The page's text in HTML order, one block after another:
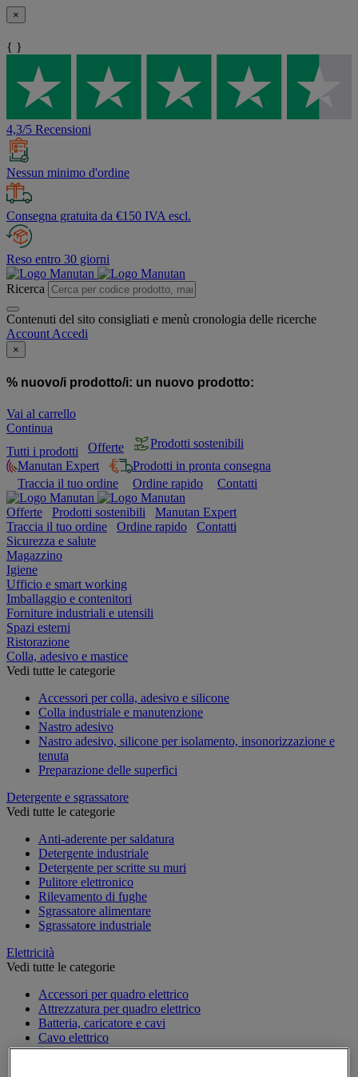
×
{ }
4,3/5 Recensioni
Nessun minimo d'ordine
Consegna gratuita da €150 IVA escl.
Reso entro 30 giorni
Ricerca
Contenuti del sito consigliati e menù cronologia delle ricerche
Account Accedi
×
% nuovo/i prodotto/i: un nuovo prodotto:
Vai al carrello
Continua
Tutti i prodotti
Offerte
Prodotti sostenibili
Manutan Expert
Prodotti in pronta consegna
Traccia il tuo ordine
Ordine rapido Contatti
Offerte Prodotti sostenibili
Manutan Expert
Traccia il tuo ordine
Ordine rapido
Contatti
Sicurezza e salute
Magazzino
Igiene
Ufficio e smart working
Imballaggio e contenitori
Forniture industriali e utensili
Spazi esterni
Ristorazione
Colla, adesivo e mastice
Vedi tutte le categorie
Accessori per colla, adesivo e silicone
Colla industriale e manutenzione
Nastro adesivo
Nastro adesivo, silicone per isolamento, insonorizzazione e
tenuta
Preparazione delle superfici
Detergente e sgrassatore
Vedi tutte le categorie
Anti-aderente per saldatura
Detergente industriale
Detergente per scritte su muri
Pulitore elettronico
Rilevamento di fughe
Sgrassatore alimentare
Sgrassatore industriale
Elettricità
Vedi tutte le categorie
Accessori per quadro elettrico
Attrezzatura per quadro elettrico
Batteria, caricatore e cavi
Cavo elettrico
Presa e interruttore